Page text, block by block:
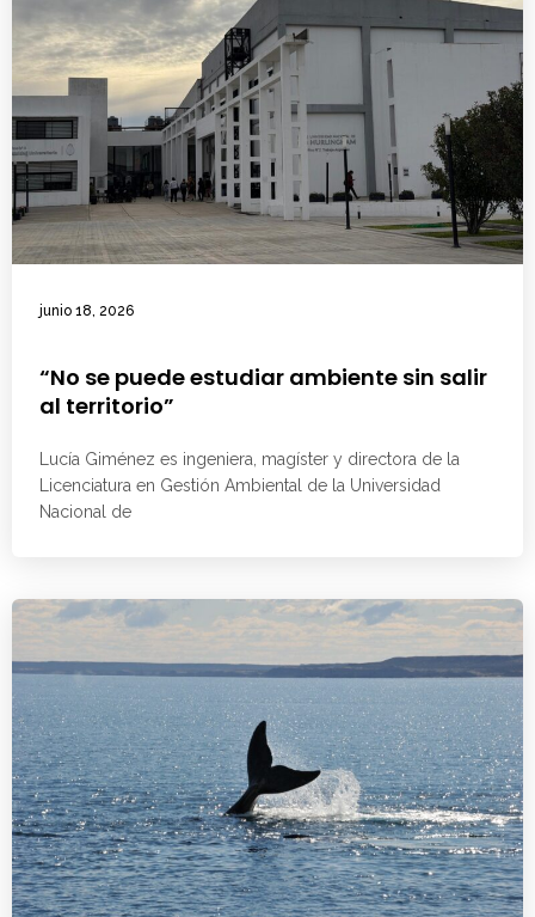
junio 18, 2026
“No se puede estudiar ambiente sin salir
al territorio”
Lucía Giménez es ingeniera, magíster y directora de la
Licenciatura en Gestión Ambiental de la Universidad
Nacional de